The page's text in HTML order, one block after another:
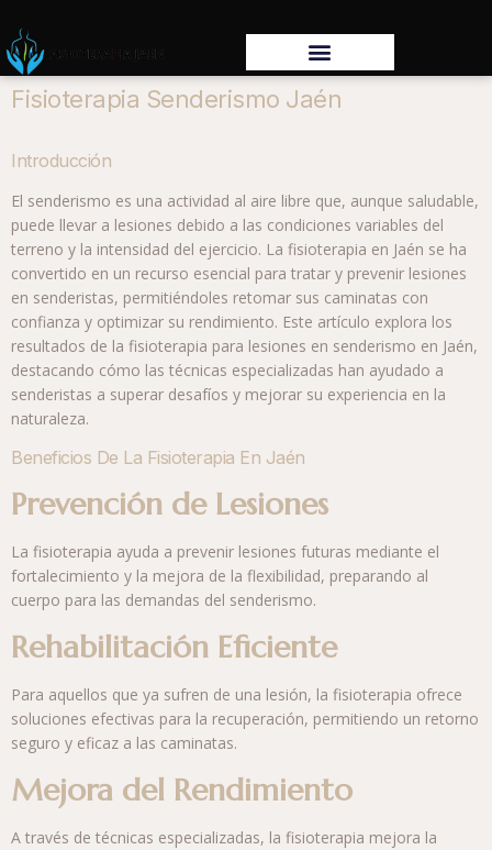
Fisioterapia Senderismo Jaén
Introducción
El senderismo es una actividad al aire libre que, aunque saludable,
puede llevar a lesiones debido a las condiciones variables del
terreno y la intensidad del ejercicio. La fisioterapia en Jaén se ha
convertido en un recurso esencial para tratar y prevenir lesiones
en senderistas, permitiéndoles retomar sus caminatas con
confianza y optimizar su rendimiento. Este artículo explora los
resultados de la fisioterapia para lesiones en senderismo en Jaén,
destacando cómo las técnicas especializadas han ayudado a
senderistas a superar desafíos y mejorar su experiencia en la
naturaleza.
Beneficios De La Fisioterapia En Jaén
Prevención de Lesiones
La fisioterapia ayuda a prevenir lesiones futuras mediante el
fortalecimiento y la mejora de la flexibilidad, preparando al
cuerpo para las demandas del senderismo.
Rehabilitación Eficiente
Para aquellos que ya sufren de una lesión, la fisioterapia ofrece
soluciones efectivas para la recuperación, permitiendo un retorno
seguro y eficaz a las caminatas.
Mejora del Rendimiento
A través de técnicas especializadas, la fisioterapia mejora la